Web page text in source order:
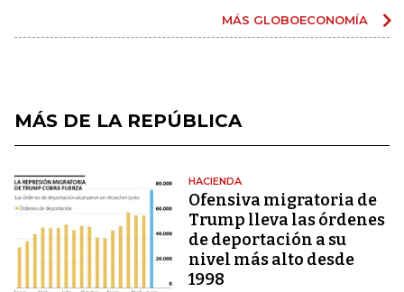
MÁS GLOBOECONOMÍA
MÁS DE LA REPÚBLICA
HACIENDA
Ofensiva migratoria de
Trump lleva las órdenes
de deportación a su
nivel más alto desde
1998